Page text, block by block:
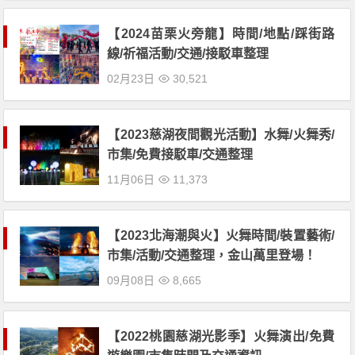
【2024苗栗火旁龍】時間/地點/踩街路
線/祈福活動/交通/接駁車整理
02月23日 30,521
【2023慈湖夜間觀光活動】水舞/火舞秀/
市集/免費接駁車/交通整理
11月06日 11,373
【2023北海潮與火】火舞時間/裝置藝術/
市集/活動/交通整理，金山萬里登場！
09月08日 8,665
【2022桃園慈湖光影季】火舞演出/免費